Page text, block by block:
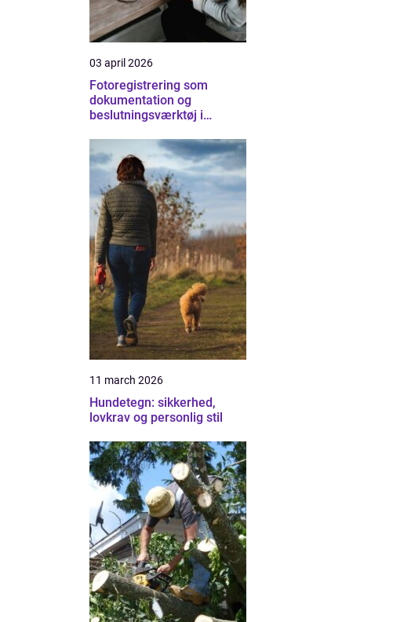
03 april 2026
Fotoregistrering som
dokumentation og
beslutningsværktøj i
11 march 2026
Hundetegn: sikkerhed,
lovkrav og personlig stil